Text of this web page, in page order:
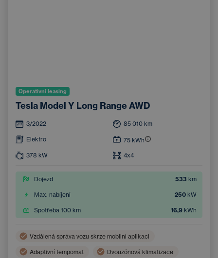
Operativní leasing
Tesla Model Y Long Range AWD
3/2022 85 010 km
Elektro 75 kWh
378 kW 4x4
Dojezd 533 km
Max. nabíjení 250 kW
Spotřeba 100 km 16,9 kWh
Vzdálená správa vozu skrze mobilní aplikaci
Adaptivní tempomat Dvouzónová klimatizace